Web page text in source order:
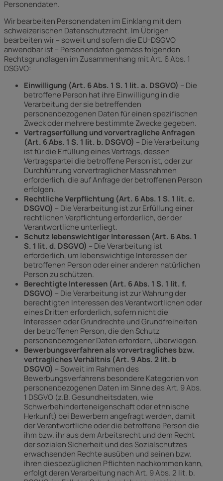
Personendaten.
Wir bearbeiten Personendaten im Einklang mit dem
schweizerischen Datenschutzrecht. Im Übrigen
bearbeiten wir – soweit und sofern die EU-DSGVO
anwendbar ist – Personendaten gemäss folgenden
Rechtsgrundlagen im Zusammenhang mit Art. 6 Abs. 1
DSGVO:
Einwilligung (Art. 6 Abs. 1 S. 1 lit. a. DSGVO) – Die
betroffene Person hat ihre Einwilligung in die
Verarbeitung der sie betreffenden
personenbezogenen Daten für einen spezifischen
Zweck oder mehrere bestimmte Zwecke gegeben.
Vertragserfüllung und vorvertragliche Anfragen
(Art. 6 Abs. 1 S. 1 lit. b. DSGVO) – Die Verarbeitung
ist für die Erfüllung eines Vertrags, dessen
Vertragspartei die betroffene Person ist, oder zur
Durchführung vorvertraglicher Massnahmen
erforderlich, die auf Anfrage der betroffenen Person
erfolgen.
Rechtliche Verpflichtung (Art. 6 Abs. 1 S. 1 lit. c.
DSGVO) – Die Verarbeitung ist zur Erfüllung einer
rechtlichen Verpflichtung erforderlich, der der
Verantwortliche unterliegt.
Schutz lebenswichtiger Interessen (Art. 6 Abs. 1
S. 1 lit. d. DSGVO) – Die Verarbeitung ist
erforderlich, um lebenswichtige Interessen der
betroffenen Person oder einer anderen natürlichen
Person zu schützen.
Berechtigte Interessen (Art. 6 Abs. 1 S. 1 lit. f.
DSGVO) – Die Verarbeitung ist zur Wahrung der
berechtigten Interessen des Verantwortlichen oder
eines Dritten erforderlich, sofern nicht die
Interessen oder Grundrechte und Grundfreiheiten
der betroffenen Person, die den Schutz
personenbezogener Daten erfordern, überwiegen.
Bewerbungsverfahren als vorvertragliches bzw.
vertragliches Verhältnis (Art. 9 Abs. 2 lit. b
DSGVO) – Soweit im Rahmen des
Bewerbungsverfahrens besondere Kategorien von
personenbezogenen Daten im Sinne des Art. 9 Abs.
1 DSGVO (z.B. Gesundheitsdaten, wie
Schwerbehinderteneigenschaft oder ethnische
Herkunft) bei Bewerbern angefragt werden, damit
der Verantwortliche oder die betroffene Person die
ihm bzw. ihr aus dem Arbeitsrecht und dem Recht
der sozialen Sicherheit und des Sozialschutzes
erwachsenden Rechte ausüben und seinen bzw.
ihren diesbezüglichen Pflichten nachkommen kann,
erfolgt deren Verarbeitung nach Art. 9 Abs. 2 lit. b.